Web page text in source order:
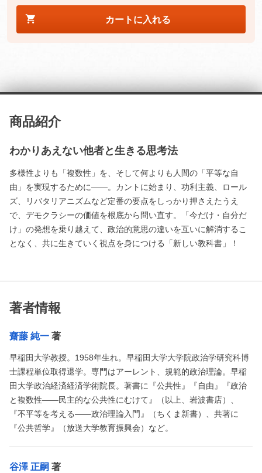
カートに入れる
商品紹介
わかりあえない他者と生きる思考法
多様性よりも「複数性」を、そして何よりも人間の「平等な自
由」を実現するために――。カントに始まり、功利主義、ロール
ズ、リバタリアニズムなど定番の要点をしっかり押さえたうえ
で、デモクラシーの価値を根底から問い直す。「今だけ・自分だ
け」の発想を乗り越えて、政治的意思の違いを互いに解消するこ
となく、共に生きていく視点を身につける「新しい教科書」！
著者情報
齋藤 純一 著
早稲田大学教授。1958年生れ。早稲田大学大学院政治学研究科博
士課程単位取得退学。専門はアーレント、規範的政治理論。早稲
田大学政治経済経済学術院長。著書に『公共性』『自由』『政治
と複数性――民主的な公共性にむけて』（以上、岩波書店）、
『不平等を考える――政治理論入門』（ちくま新書）、共著に
『公共哲学』（放送大学教育振興会）など。
谷澤 正嗣 著